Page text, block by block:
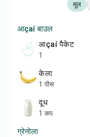
मूल
आçaí बाउल
आçaí पैकेट
1
केला
1 पीस
दूध
1 कप
ग्रेनोला